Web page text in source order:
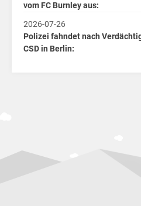
vom FC Burnley aus:
2026-07-26
Polizei fahndet nach
CSD in Berlin: